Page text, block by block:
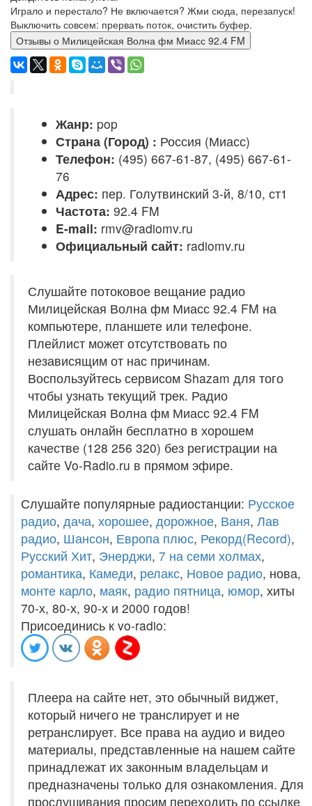
Играло и перестало? Не включается? Жми сюда, перезапуск!
Выключить совсем: прервать поток, очистить буфер.
Отзывы о Милицейская Волна фм Миасс 92.4 FM
Жанр: pop
Страна (Город) : Россия (Миасс)
Телефон: (495) 667-61-87, (495) 667-61-
76
Адрес: пер. Голутвинский 3-й, 8/10, ст1
Частота: 92.4 FM
E-mail: rmv@radiomv.ru
Официальный сайт: radiomv.ru
Слушайте потоковое вещание радио
Милицейская Волна фм Миасс 92.4 FM на
компьютере, планшете или телефоне.
Плейлист может отсутствовать по
независящим от нас причинам.
Воспользуйтесь сервисом Shazam для того
чтобы узнать текущий трек. Радио
Милицейская Волна фм Миасс 92.4 FM
слушать онлайн бесплатно в хорошем
качестве (128 256 320) без регистрации на
сайте Vo-Radio.ru в прямом эфире.
Слушайте популярные радиостанции: Русское
радио, дача, хорошее, дорожное, Ваня, Лав
радио, Шансон, Европа плюс, Рекорд(Record),
Русский Хит, Энерджи, 7 на семи холмах,
романтика, Камеди, релакс, Новое радио, нова,
монте карло, маяк, радио пятница, юмор, хиты
70-х, 80-х, 90-х и 2000 годов!
Присоединись к vo-radio:
Плеера на сайте нет, это обычный виджет,
который ничего не транслирует и не
ретранслирует. Все права на аудио и видео
материалы, представленные на нашем сайте
принадлежат их законным владельцам и
предназначены только для ознакомления. Для
прослушивания просим переходить по ссылке